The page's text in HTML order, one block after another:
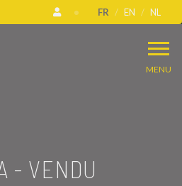
FR EN NL
MENU
- VENDU